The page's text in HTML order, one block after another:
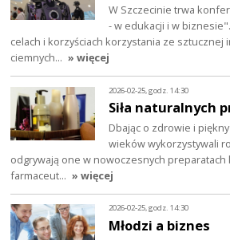
W Szczecinie trwa
- w edukacji i w
celach i korzyściach korzystania ze sztucznej
ciemnych… » więcej
2026-02-25, godz. 14:30
Siła naturalnych
Dbając o zdrowie i
wieków wykorzystywali
odgrywają one w nowoczesnych preparatach
farmaceut… » więcej
2026-02-25, godz. 14:30
Młodzi a biznes